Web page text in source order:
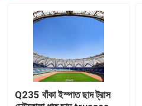
Q235 বাঁকা ইস্পাত ছাদ ট্রাস